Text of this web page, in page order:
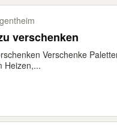
verschenken
Verschenke
Heizen,...